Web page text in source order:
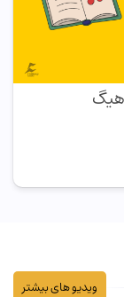
ویدیو های بیشتر